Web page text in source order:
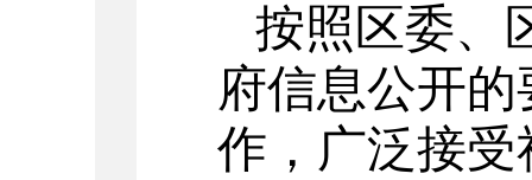
按照区委、
府信息公开
作，广泛接